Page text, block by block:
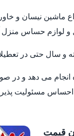
ماشین نیسان و
و لوازم حساس
و سال حتی در
انجام می دهد و در
مسئولیت
قیمت